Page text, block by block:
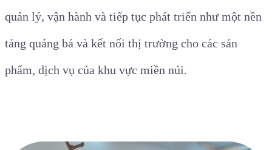
quản lý, vận hành và tiếp tục phát triển như một nền
tảng quảng bá và kết nối thị trường cho các sản
phẩm, dịch vụ của khu vực miền núi.